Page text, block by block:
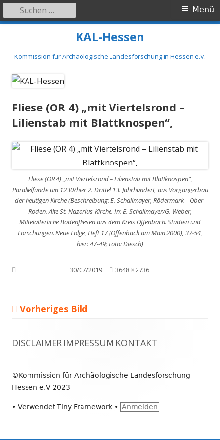
Inhalt
KAL-Hessen
Kommission für Archäologische Landesforschung in Hessen e.V.
Primäres
Menü
Suchen
nach:
Fliese (OR 4) „mit Viertelsrond –
Lilienstab mit Blattknospen“,
Fliese (OR 4) „mit Viertelsrond – Lilienstab mit Blattknospen“,
Parallelfunde um 1230/hier 2. Drittel 13. Jahrhundert, aus Vorgängerbau
der heutigen Kirche (Beschreibung: E. Schallmayer, Rödermark – Ober-
Roden. Alte St. Nazarius-Kirche. In: E. Schallmayer/G. Weber,
Mittelalterliche Bodenfliesen aus dem Kreis Offenbach. Studien und
Forschungen. Neue Folge, Heft 17 (Offenbach am Main 2000), 37-54,
hier: 47-49; Foto: Diesch)
Veröffentlicht am30/07/2019
Volle
3648 × 2736
Vorheriges Bild
Inhalt
DISCLAIMER IMPRESSUM KONTAKT
©Kommission für Archäologische Landesforschung
Hessen e.V 2023
• VerwendetTiny Framework • Anmelden